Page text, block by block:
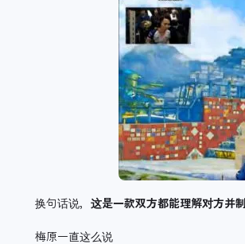
换句话说， 这是一款双方都能理解对方并
梅原一直这么说